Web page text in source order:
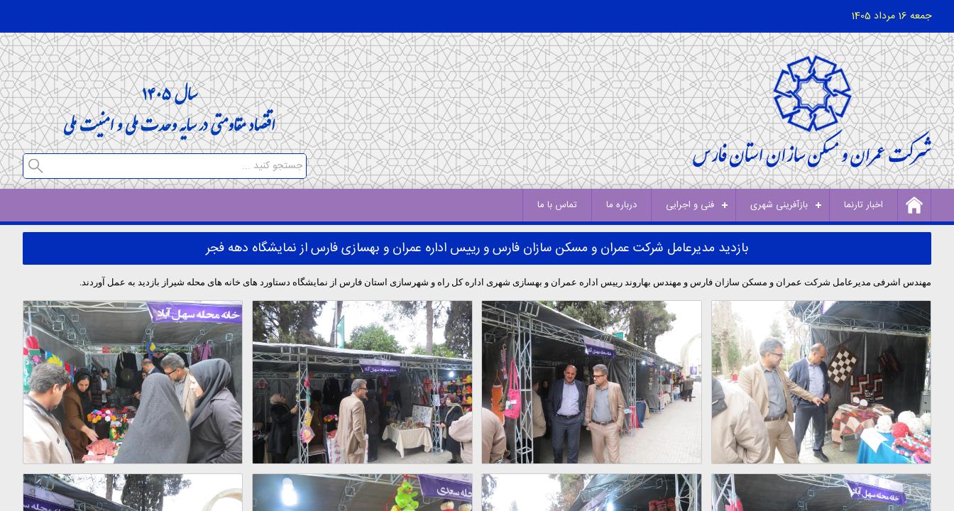
جمعه 16 مرداد 1405
اخبار تارنما بازآفرینی شهری فنی و اجرایی درباره ما تماس با ما
بازدید مدیرعامل شرکت عمران و مسکن سازان فارس و رییس اداره عمران و بهسازی فارس از نمایشگاه دهه فجر
مهندس اشرفی مدیرعامل شرکت عمران و مسکن سازان فارس و مهندس بهاروند رییس اداره عمران و بهسازی شهری اداره کل راه و شهرسازی استان فارس از نمایشگاه دستاورد های خانه های محله شیراز بازدید به عمل آوردند.